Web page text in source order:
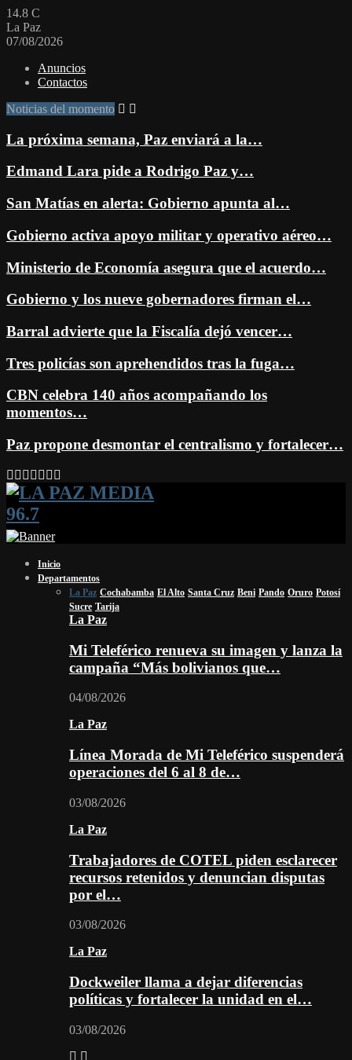
14.8 C
La Paz
07/08/2026
Anuncios
Contactos
Noticias del momento
La próxima semana, Paz enviará a la…
Edmand Lara pide a Rodrigo Paz y…
San Matías en alerta: Gobierno apunta al…
Gobierno activa apoyo militar y operativo aéreo…
Ministerio de Economía asegura que el acuerdo…
Gobierno y los nueve gobernadores firman el…
Barral advierte que la Fiscalía dejó vencer…
Tres policías son aprehendidos tras la fuga…
CBN celebra 140 años acompañando los
momentos…
Paz propone desmontar el centralismo y fortalecer…
Facebook
Twitter
Instagram
Youtube
Email
Twitch
Whatsapp
Inicio
Departamentos
La Paz Cochabamba El Alto Santa Cruz Beni Pando Oruro Potosí
Sucre Tarija
La Paz
Mi Teleférico renueva su imagen y lanza la
campaña “Más bolivianos que…
04/08/2026
La Paz
Línea Morada de Mi Teleférico suspenderá
operaciones del 6 al 8 de…
03/08/2026
La Paz
Trabajadores de COTEL piden esclarecer
recursos retenidos y denuncian disputas
por el…
03/08/2026
La Paz
Dockweiler llama a dejar diferencias
políticas y fortalecer la unidad en el…
03/08/2026